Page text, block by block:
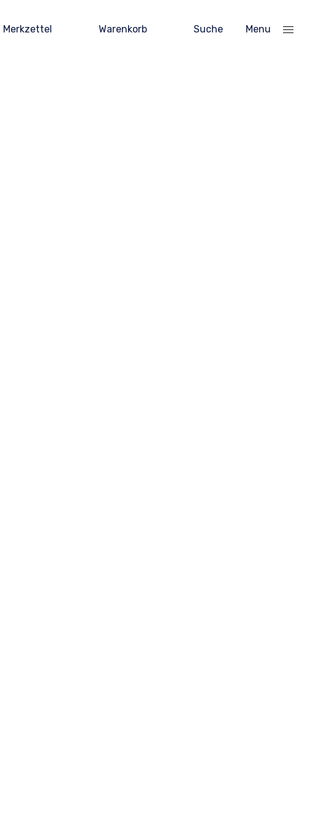
Merkzettel Warenkorb Suche Menu